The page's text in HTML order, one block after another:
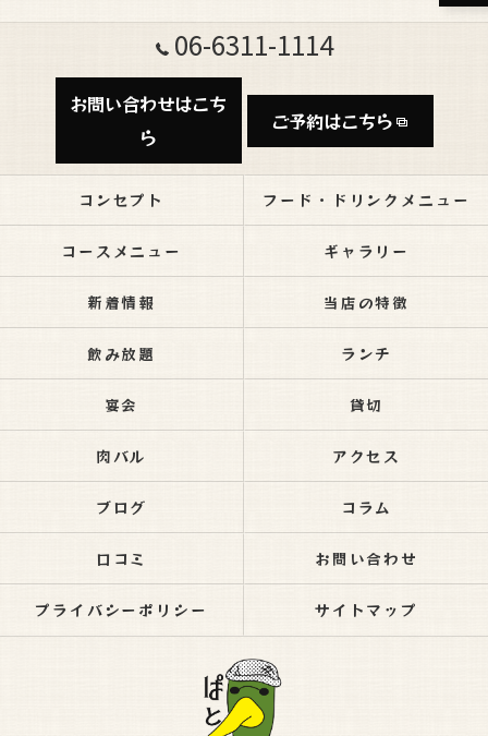
06-6311-1114
お問い合わせはこち
ら
ご予約はこちら
コンセプト フード・ドリンクメニュー
コースメニュー ギャラリー
新着情報 当店の特徴
飲み放題 ランチ
宴会 貸切
肉バル アクセス
ブログ コラム
口コミ お問い合わせ
プライバシーポリシー サイトマップ